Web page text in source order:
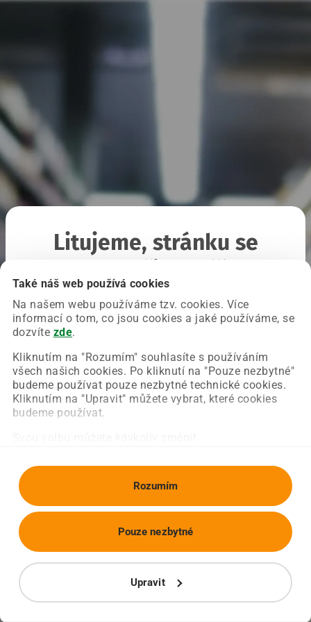
Také náš web používá cookies
Na našem webu používáme tzv. cookies. Více
informací o tom, co jsou cookies a jaké používáme, se
dozvíte zde.
Kliknutím na "Rozumím" souhlasíte s používáním
všech našich cookies. Po kliknutí na "Pouze nezbytné"
budeme používat pouze nezbytné technické cookies.
Kliknutím na "Upravit" můžete vybrat, které cookies
budeme používat.
Rozumím
Upravit
Pouze nezbytné
Litujeme, stránku se
Chyba nastala na naší straně a už ji opravujeme.
Zkuste prosím znovu načíst požadovanou stránku.
Obnovit stránku Úvodní strana